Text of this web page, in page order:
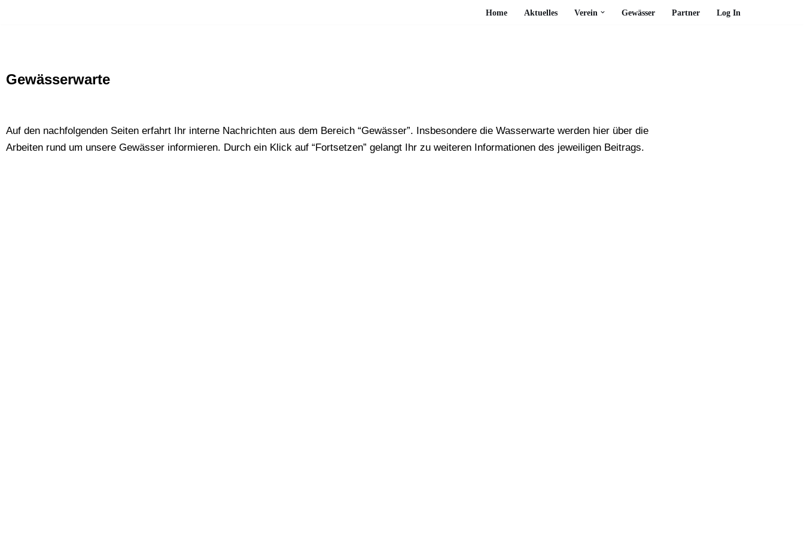
Home Aktuelles Verein Gewässer Partner Log In
Gewässerwarte
Auf den nachfolgenden Seiten erfahrt Ihr interne Nachrichten aus dem Bereich “Gewässer”. Insbesondere die Wasserwarte werden hier über die
Arbeiten rund um unsere Gewässer informieren. Durch ein Klick auf “Fortsetzen” gelangt Ihr zu weiteren Informationen des jeweiligen Beitrags.